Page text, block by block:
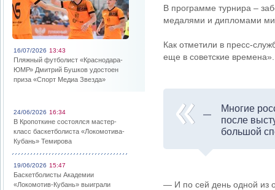
16/07/2026 13:43
Пляжный футболист «Краснодара-
ЮМР» Дмитрий Бушков удостоен
приза «Спорт Медиа Звезда»
24/06/2026 16:34
В Кропоткине состоялся мастер-
класс баскетболиста «Локомотива-
Кубань» Темирова
19/06/2026 15:47
Баскетболисты Академии
«Локомотив-Кубань» выиграли
В программе турнира –
медалями и дипломами
Как отметили в пресс-
еще в советские времена».
Многие
после
большой
— И по сей день одной из